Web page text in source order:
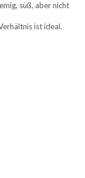
süß, aber nicht
ist ideal.